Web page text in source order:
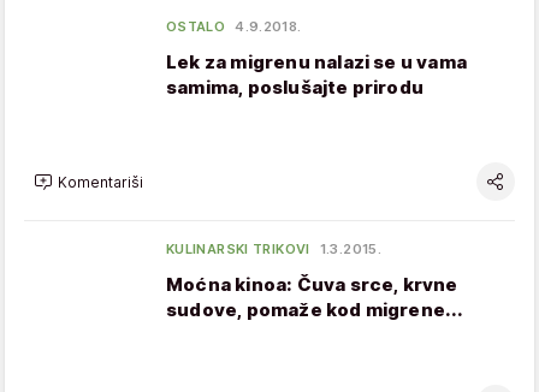
OSTALO 4.9.2018.
Lek za migrenu nalazi se u vama
samima, poslušajte prirodu
Komentariši
KULINARSKI TRIKOVI 1.3.2015.
Moćna kinoa: Čuva srce, krvne
sudove, pomaže kod migrene...